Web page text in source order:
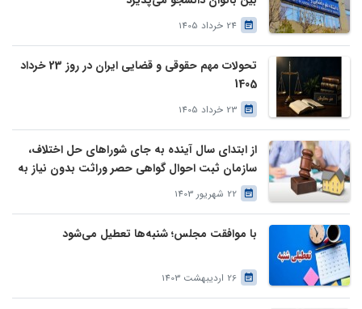
24 خرداد 1405
تحولات مهم حقوقی و قضایی ایران در روز 23 خرداد
1405
23 خرداد 1405
از ابتدای سال آینده به جای شوراهای حل اختلاف،
سازمان ثبت احوال گواهی حصر وراثت بدون نیاز به
درخواست وراث صادر خواهد کرد
22 شهریور 1403
با موافقت مجلس؛ شنبه‌ها تعطیل می‌شود
26 اردیبهشت 1403